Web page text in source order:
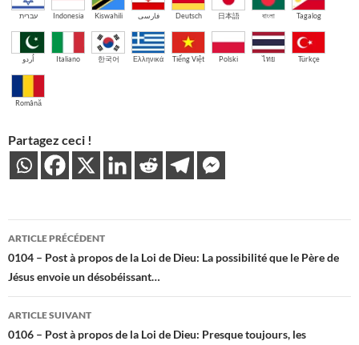
עברית Indonesia Kiswahili فارسی Deutsch 日本語 বাংলা Tagalog
اُردو Italiano 한국어 Ελληνικά Tiếng Việt Polski ไทย Türkçe
Română
Partagez ceci !
Navigation
des
articles
ARTICLE PRÉCÉDENT
0104 – Post à propos de la Loi de Dieu: La possibilité que le Père de
Jésus envoie un désobéissant…
ARTICLE SUIVANT
0106 – Post à propos de la Loi de Dieu: Presque toujours, les